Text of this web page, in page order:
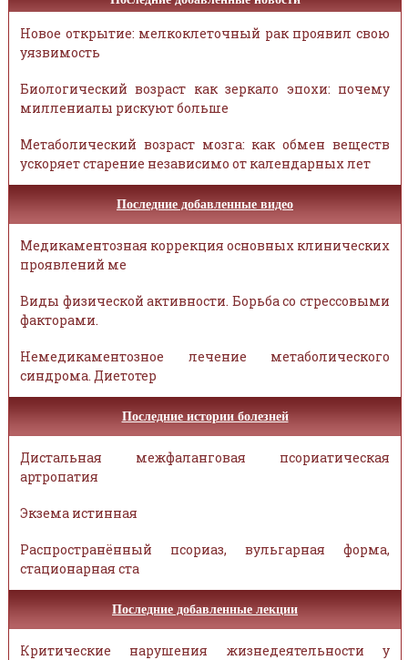
Новое открытие: мелкоклеточный рак проявил свою
уязвимость
Биологический возраст как зеркало эпохи: почему
миллениалы рискуют больше
Метаболический возраст мозга: как обмен веществ
ускоряет старение независимо от календарных лет
Последние добавленные видео
Медикаментозная коррекция основных клинических
проявлений ме
Виды физической активности. Борьба со стрессовыми
факторами.
Немедикаментозное лечение метаболического
синдрома. Диетотер
Последние истории болезней
Дистальная межфаланговая псориатическая
артропатия
Экзема истинная
Распространённый псориаз, вульгарная форма,
стационарная ста
Последние добавленные лекции
Критические нарушения жизнедеятельности у